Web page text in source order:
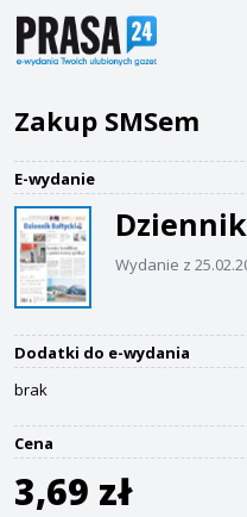
Zakup SMSem
E-wydanie
Wydanie z
Dodatki do e-wydania
brak
Cena
3,69 zł